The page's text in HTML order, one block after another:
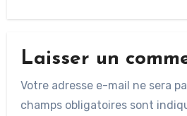
Laisser un
Votre adresse e-mail ne sera
champs obligatoires sont